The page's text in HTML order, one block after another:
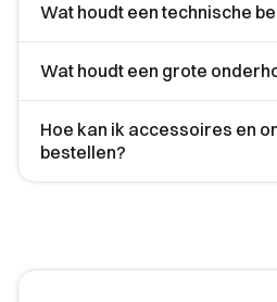
Wat houdt een technische
Wat houdt een grote
Hoe kan ik accessoires en
bestellen?